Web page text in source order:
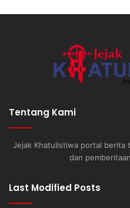
Tentang Kami
Jejak Khatulistiwa portal berita
dan
Last Modified Posts